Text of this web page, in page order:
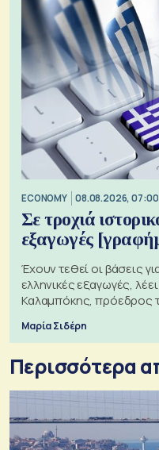
ECONOMY 08.08.2026, 07:00
Σε τροχιά
εξαγωγές
Έχουν τεθεί οι βάσεις
ελληνικές εξαγωγές,
Καλαμπόκης, πρόεδρος
Μαρία Σιδέρη
Περισσότερα